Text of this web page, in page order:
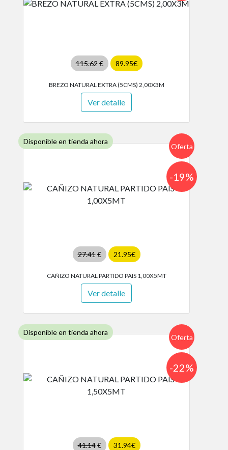
115.62€ 89.95€
BREZO NATURAL EXTRA (5CMS) 2,00X3M
Ver detalle
Disponible en tienda ahora
Oferta
27.41€ 21.95€
-19%
CAÑIZO NATURAL PARTIDO PAIS 1,00X5MT
Ver detalle
Disponible en tienda ahora
Oferta
41.14€ 31.94€
-22%